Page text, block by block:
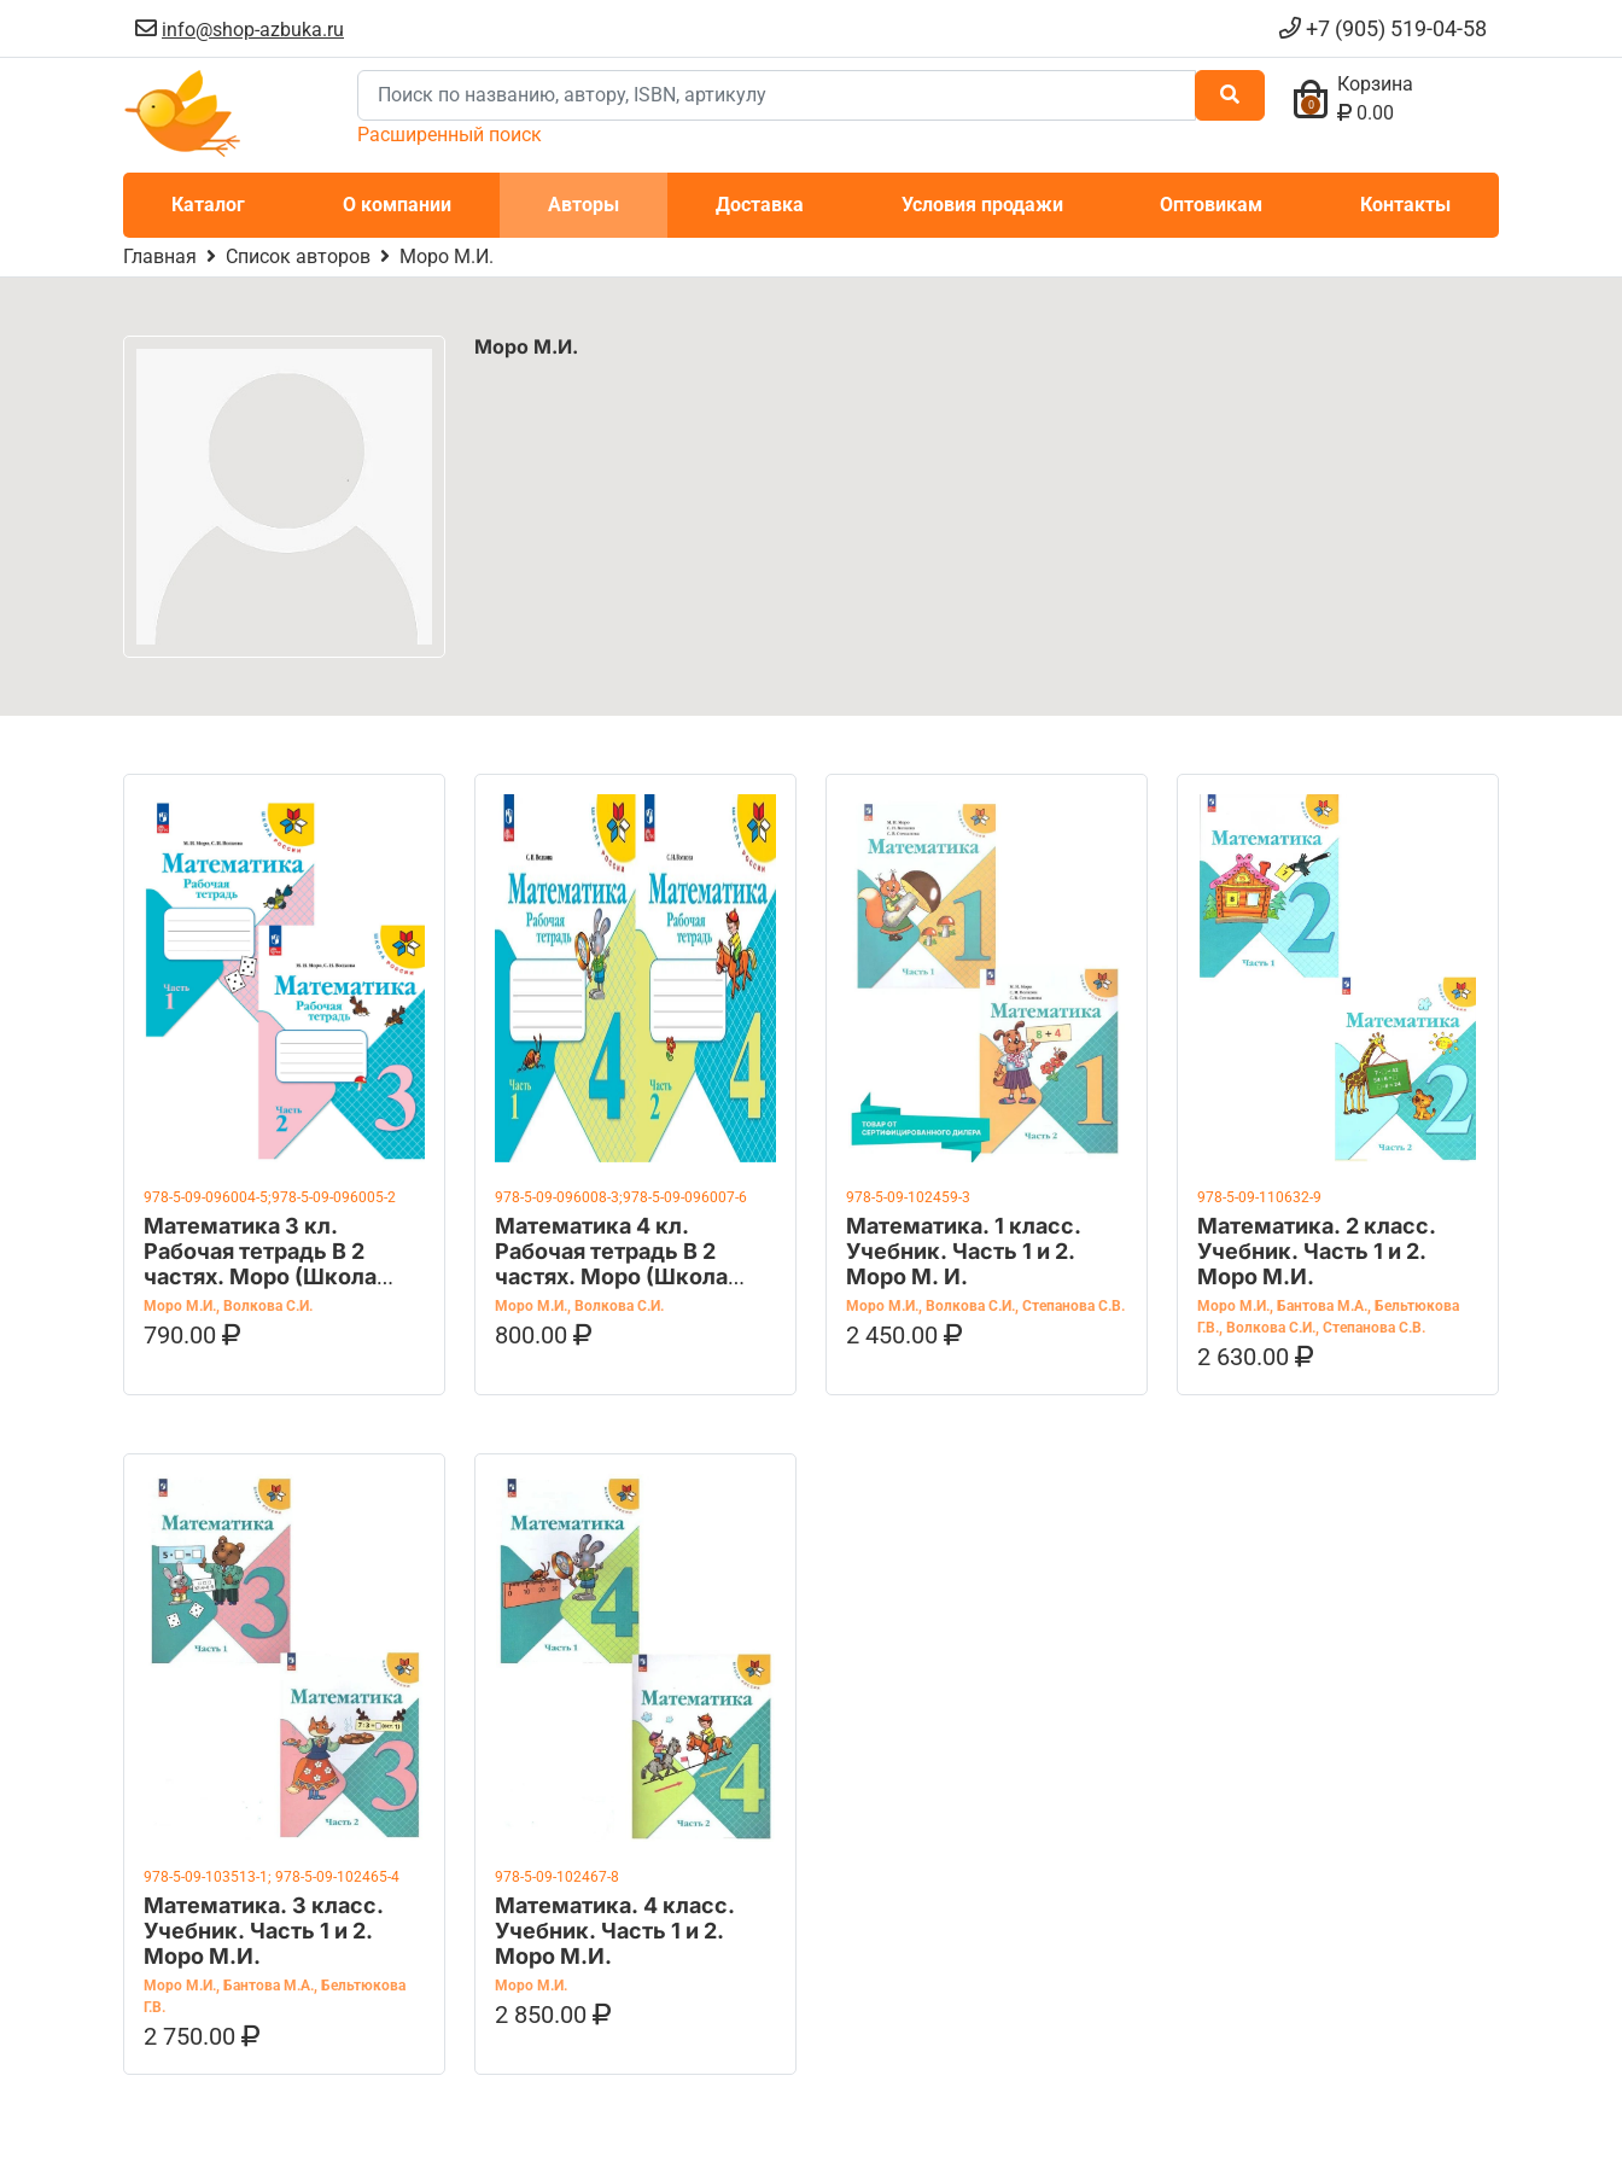
info@shop-azbuka.ru +7 (905) 519-04-58
Расширенный поиск
0
Корзина
0.00
Каталог О компании Авторы Доставка Условия продажи Оптовикам Контакты
Главная Список авторов Моро М.И.
Моро М.И.
978-5-09-096004-5;978-5-09-096005-2
Математика 3 кл.
Рабочая тетрадь В 2
частях. Моро (Школа
России) (Просвещение)
Моро М.И., Волкова С.И.
790.00
В КОРЗИНУ
978-5-09-096008-3;978-5-09-096007-6
Математика 4 кл.
Рабочая тетрадь В 2
частях. Моро (Школа
России)(Просвещение)
Моро М.И., Волкова С.И.
800.00
В КОРЗИНУ
978-5-09-102459-3
Математика. 1 класс.
Учебник. Часть 1 и 2.
Моро М. И.
Моро М.И., Волкова С.И., Степанова С.В.
2 450.00
В КОРЗИНУ
978-5-09-110632-9
Математика. 2 класс.
Учебник. Часть 1 и 2.
Моро М.И.
Моро М.И., Бантова М.А., Бельтюкова
Г.В., Волкова С.И., Степанова С.В.
2 630.00
В КОРЗИНУ
978-5-09-103513-1; 978-5-09-102465-4
Математика. 3 класс.
Учебник. Часть 1 и 2.
Моро М.И.
Моро М.И., Бантова М.А., Бельтюкова
Г.В.
2 750.00
В КОРЗИНУ
978-5-09-102467-8
Математика. 4 класс.
Учебник. Часть 1 и 2.
Моро М.И.
Моро М.И.
2 850.00
В КОРЗИНУ